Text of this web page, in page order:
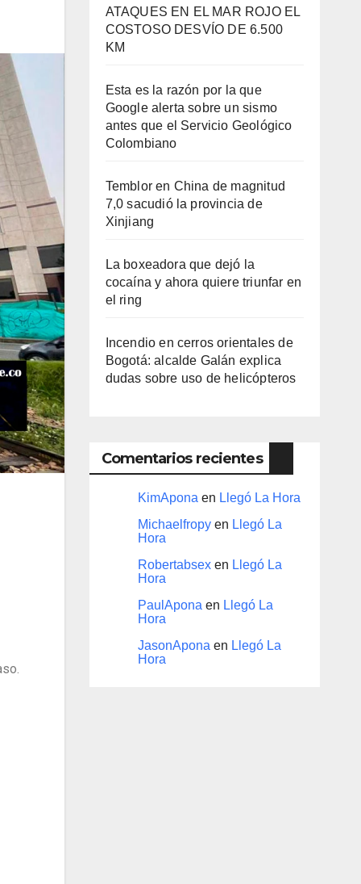
ATAQUES EN EL MAR ROJO EL
COSTOSO DESVÍO DE 6.500
KM
Esta es la razón por la que
Google alerta sobre un sismo
antes que el Servicio Geológico
Colombiano
Temblor en China de magnitud
7,0 sacudió la provincia de
Xinjiang
La boxeadora que dejó la
cocaína y ahora quiere triunfar en
el ring​
Incendio en cerros orientales de
Bogotá: alcalde Galán explica
dudas sobre uso de helicópteros
Comentarios recientes
KimAponaen Llegó La Hora
Michaelfropyen Llegó La
Hora
Robertabsexen Llegó La
Hora
PaulAponaen Llegó La
Hora
JasonAponaen Llegó La
Hora